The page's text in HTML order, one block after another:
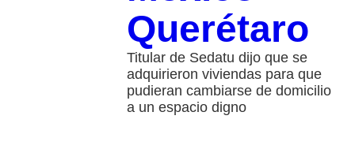
Querétaro
Titular de Sedatu dijo que se
adquirieron viviendas para que
pudieran cambiarse de domicilio
a un espacio digno